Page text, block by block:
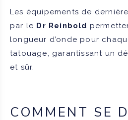
Les équipements de
par le Dr Reinbold
longueur d’onde pour
tatouage, garantissant un
et sûr.
COMMENT SE